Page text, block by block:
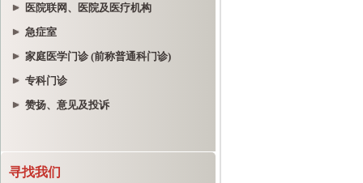
医院联网、医院及医疗机构
急症室
家庭医学门诊 (前称普通科门诊)
专科门诊
赞扬、意见及投诉
寻找我们